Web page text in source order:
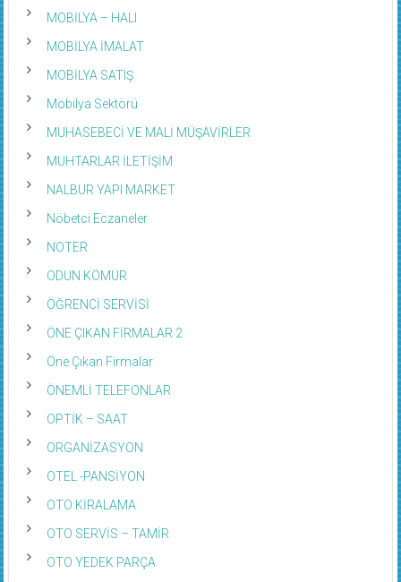
MOBİLYA – HALI
MOBİLYA İMALAT
MOBİLYA SATIŞ
Mobilya Sektörü
MUHASEBECİ VE MALİ MÜŞAVİRLER
MUHTARLAR İLETİŞİM
NALBUR YAPI MARKET
Nöbetci Eczaneler
NOTER
ODUN KÖMÜR
ÖĞRENCİ SERVİSİ
ÖNE ÇIKAN FİRMALAR 2
Öne Çıkan Firmalar
ÖNEMLİ TELEFONLAR
OPTİK – SAAT
ORGANİZASYON
OTEL -PANSİYON
OTO KİRALAMA
OTO SERVİS – TAMİR
OTO YEDEK PARÇA